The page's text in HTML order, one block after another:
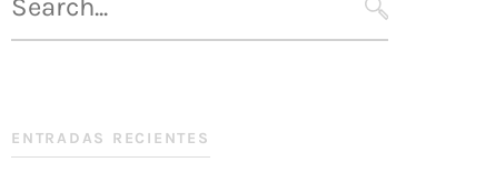
para
SEARCH
ENTRADAS RECIENTES